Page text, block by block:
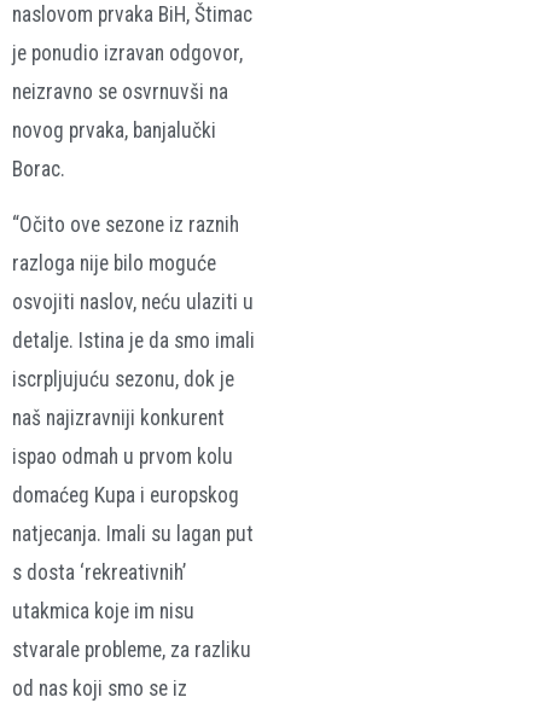
naslovom prvaka BiH, Štimac
je ponudio izravan odgovor,
neizravno se osvrnuvši na
novog prvaka, banjalučki
Borac.
“Očito ove sezone iz raznih
razloga nije bilo moguće
osvojiti naslov, neću ulaziti u
detalje. Istina je da smo imali
iscrpljujuću sezonu, dok je
naš najizravniji konkurent
ispao odmah u prvom kolu
domaćeg Kupa i europskog
natjecanja. Imali su lagan put
s dosta ‘rekreativnih’
utakmica koje im nisu
stvarale probleme, za razliku
od nas koji smo se iz